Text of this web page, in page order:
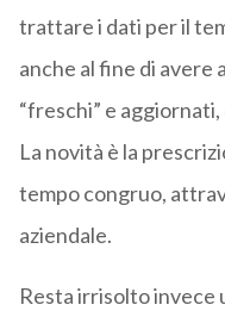
trattare i dati per il
anche al fine di avere
“freschi” e
La novità è la
tempo congruo,
aziendale.
Resta irrisolto invece